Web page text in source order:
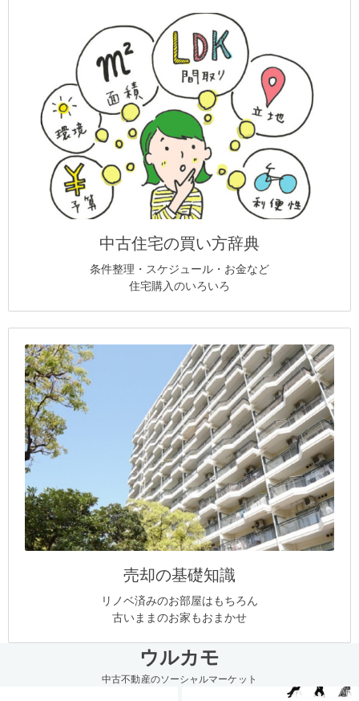
中古住宅の買い方辞典
条件整理・スケジュール・お金など
住宅購入のいろいろ
売却の基礎知識
リノベ済みのお部屋はもちろん
古いままのお家もおまかせ
ウルカモ
中古不動産のソーシャルマーケット